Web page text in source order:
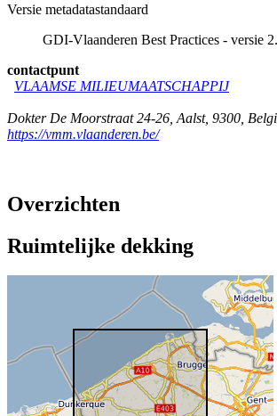
Versie metadatastandaard
GDI-Vlaanderen Best Practices - versie
contactpunt
VLAAMSE MILIEUMAATSCHAPPIJ
Dokter De Moorstraat 24-26 Aalst, 9300
https://vmm.vlaanderen.be/
Overzichten
Ruimtelijke dekking